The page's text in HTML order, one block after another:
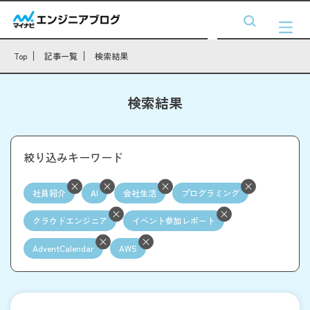
Top 記事一覧 検索結果
検索結果
絞り込みキーワード
社員紹介 AI 会社生活 プログラミング
クラウドエンジニア イベント参加レポート
AdventCalendar AWS